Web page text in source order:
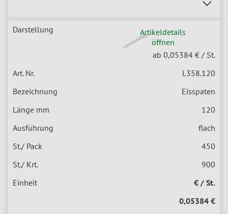
Artikeldetails
öffnen
ab 0,05384 € / St.
L358.120
Eisspaten
120
flach
450
900
€ / St.
0,05384 €